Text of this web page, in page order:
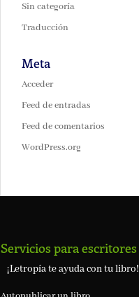
Sin categoría
Traducción
Meta
Acceder
Feed de entradas
Feed de comentarios
WordPress.org
Servicios para escritores
¡Letropía te ayuda con tu libro!